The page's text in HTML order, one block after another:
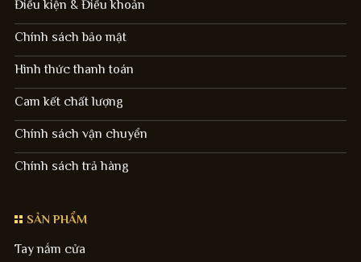
Điều kiện & Điều khoản
Chính sách bảo mật
Hình thức thanh toán
Cam kết chất lượng
Chính sách vận chuyển
Chính sách trả hàng
SẢN PHẨM
Tay nắm cửa